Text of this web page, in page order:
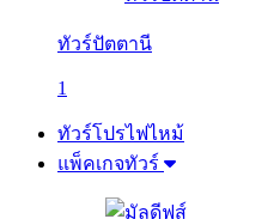
ทัวร์ปัตตานี
1
ทัวร์โปรไฟไหม้
แพ็คเกจทัวร์